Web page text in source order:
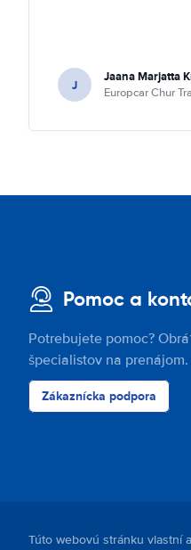
J Jaana Marjatta
Europcar Chur
Pomoc a
Potrebujete pomoc?
špecialistov na prenájom.
Zákaznícka podpora
Túto webovú stránku vlastní